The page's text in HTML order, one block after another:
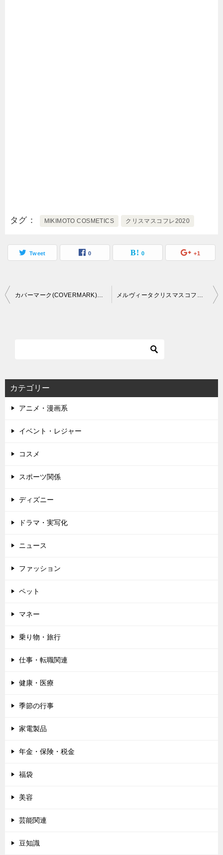
タグ MIKIMOTO COSMETICS クリスマスコフレ2020
Tweet 0 0 +1
投
ー
シ
ョ
ン
カバーマーク(COVERMARK)クリスマスコフレ発売日とネット通販サイト メルヴィータクリスマスコフレ2020発売日・ネット通販情報
カテゴリー
アニメ・漫画系
イベント・レジャー
コスメ
スポーツ関係
ディズニー
ドラマ・実写化
ニュース
ファッション
ペット
マネー
乗り物・旅行
仕事・転職関連
健康・医療
季節の行事
家電製品
年金・保険・税金
福袋
美容
芸能関連
豆知識